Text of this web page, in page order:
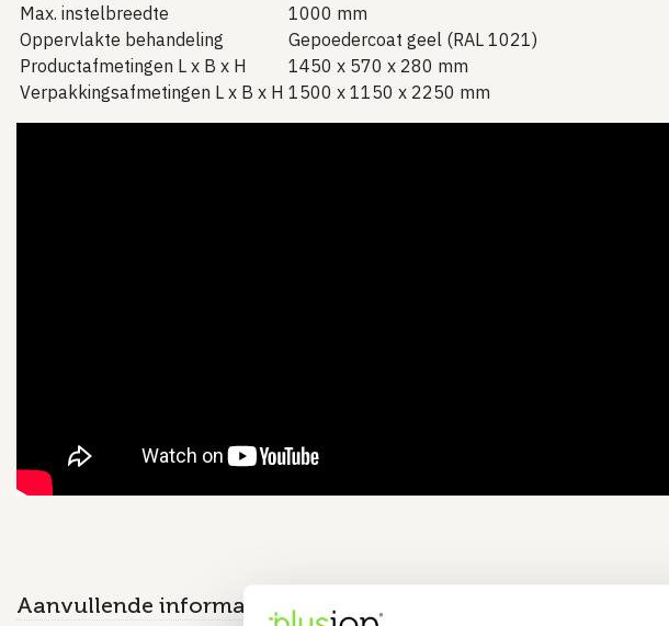
Max. instelbreedte
1000 mm
Oppervlakte behandeling
Gepoedercoat geel (RAL 1021)
Productafmetingen L x B x H
1450 x 570 x 280 mm
Verpakkingsafmetingen L x B x H 1500 x 1150 x 2250 mm
Aanvullende informatie